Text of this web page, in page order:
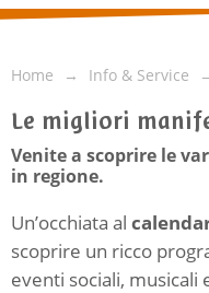
Home Info & Service
Le migliori
Venite a scoprire le
in regione.
Un’occhiata al
scoprire un ricco
eventi sociali, musicali